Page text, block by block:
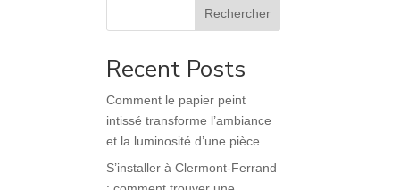
Rechercher
Recent Posts
Comment le papier peint
intissé transforme l’ambiance
et la luminosité d’une pièce
S’installer à Clermont-Ferrand